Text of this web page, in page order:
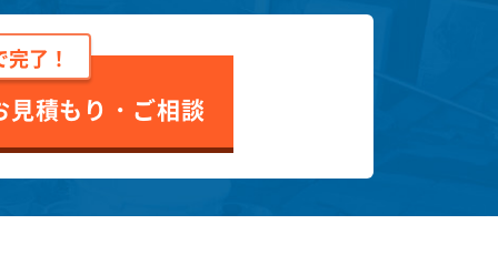
完了！
見積もり・ご相談